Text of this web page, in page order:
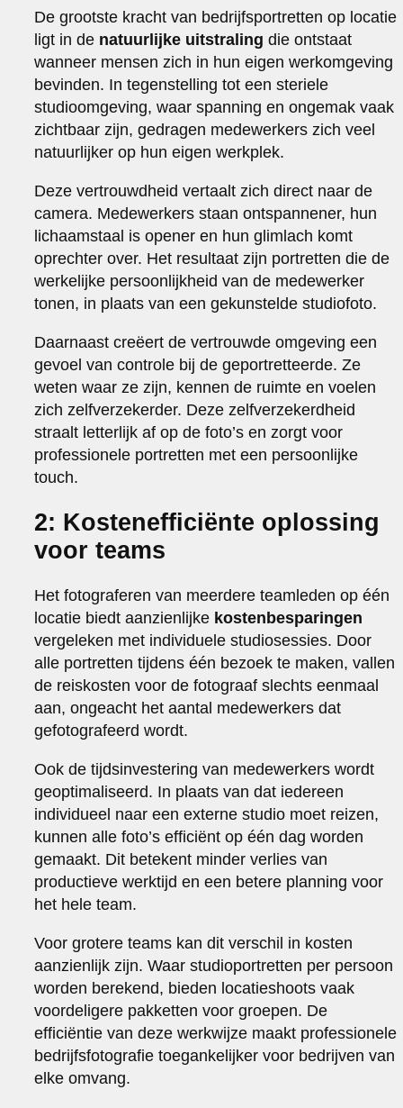
De grootste kracht van bedrijfsportretten op locatie
ligt in de natuurlijke uitstraling die ontstaat
wanneer mensen zich in hun eigen werkomgeving
bevinden. In tegenstelling tot een steriele
studioomgeving, waar spanning en ongemak vaak
zichtbaar zijn, gedragen medewerkers zich veel
natuurlijker op hun eigen werkplek.
Deze vertrouwdheid vertaalt zich direct naar de
camera. Medewerkers staan ontspannener, hun
lichaamstaal is opener en hun glimlach komt
oprechter over. Het resultaat zijn portretten die de
werkelijke persoonlijkheid van de medewerker
tonen, in plaats van een gekunstelde studiofoto.
Daarnaast creëert de vertrouwde omgeving een
gevoel van controle bij de geportretteerde. Ze
weten waar ze zijn, kennen de ruimte en voelen
zich zelfverzekerder. Deze zelfverzekerdheid
straalt letterlijk af op de foto’s en zorgt voor
professionele portretten met een persoonlijke
touch.
2: Kostenefficiënte oplossing
voor teams
Het fotograferen van meerdere teamleden op één
locatie biedt aanzienlijke kostenbesparingen
vergeleken met individuele studiosessies. Door
alle portretten tijdens één bezoek te maken, vallen
de reiskosten voor de fotograaf slechts eenmaal
aan, ongeacht het aantal medewerkers dat
gefotografeerd wordt.
Ook de tijdsinvestering van medewerkers wordt
geoptimaliseerd. In plaats van dat iedereen
individueel naar een externe studio moet reizen,
kunnen alle foto’s efficiënt op één dag worden
gemaakt. Dit betekent minder verlies van
productieve werktijd en een betere planning voor
het hele team.
Voor grotere teams kan dit verschil in kosten
aanzienlijk zijn. Waar studioportretten per persoon
worden berekend, bieden locatieshoots vaak
voordeligere pakketten voor groepen. De
efficiëntie van deze werkwijze maakt professionele
bedrijfsfotografie toegankelijker voor bedrijven van
elke omvang.